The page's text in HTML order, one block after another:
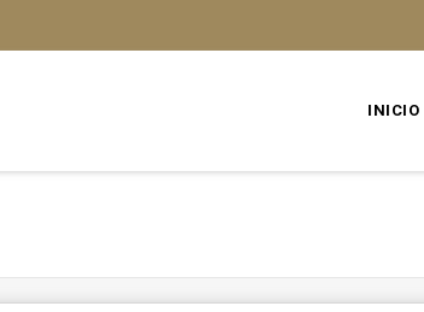
INICIO